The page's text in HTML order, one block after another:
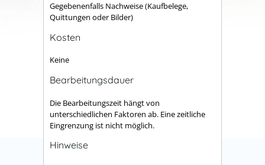
Gegebenenfalls Nachweise (Kaufbelege,
Quittungen oder Bilder)
Kosten
Keine
Bearbeitungsdauer
Die Bearbeitungszeit hängt von
unterschiedlichen Faktoren ab. Eine zeitliche
Eingrenzung ist nicht möglich.
Hinweise